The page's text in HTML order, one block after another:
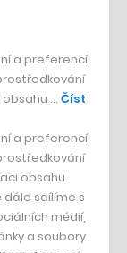
a preferencí,
… Číst
a preferencí,
obsahu.
dále sdílíme s
médií,
a soubory